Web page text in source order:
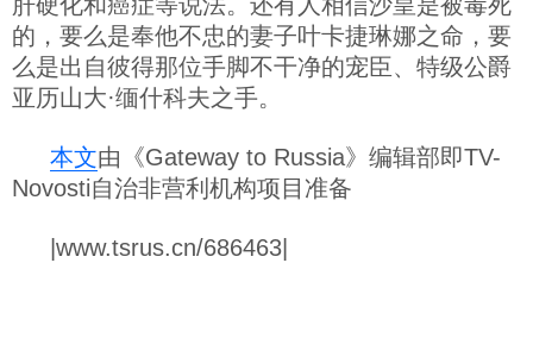
的，要么是奉他不忠的妻子叶卡捷琳娜之命，要
么是出自彼得那位手脚不干净的宠臣、特级公爵
亚历山大·缅什科夫之手。
本文由《Gateway to Russia》编辑部即TV-
Novosti自治非营利机构项目准备
|www.tsrus.cn/686463|